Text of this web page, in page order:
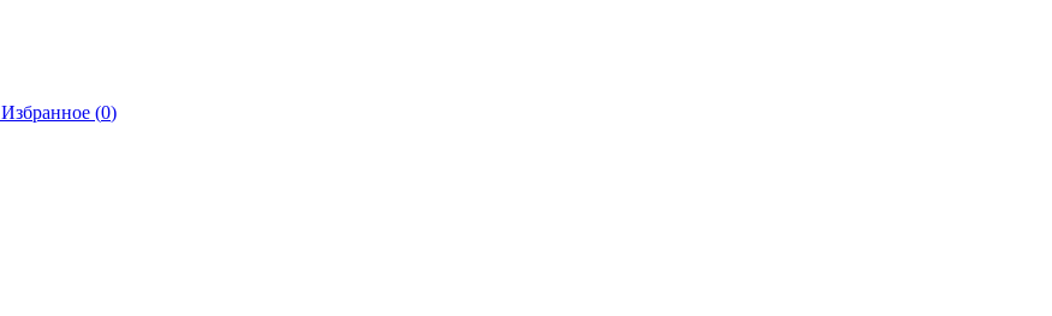
Избранное (0)